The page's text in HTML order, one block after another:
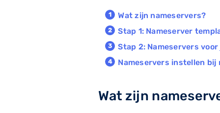
Wat zijn nameservers?
Stap 1: Nameserver
Stap 2: Nameservers
Nameservers instellen bij
Wat zijn